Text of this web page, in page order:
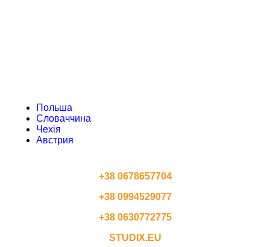
Польша
Словаччина
Чехія
Австрия
+38 0678657704
+38 0994529077
+38 0630772775
STUDIX.EU